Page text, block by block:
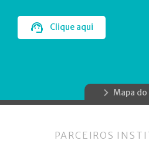
Clique aqui
Mapa
PARCEIROS